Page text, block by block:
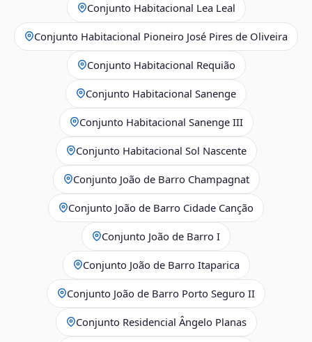
Conjunto Habitacional Lea Leal
Conjunto Habitacional Pioneiro José Pires de Oliveira
Conjunto Habitacional Requião
Conjunto Habitacional Sanenge
Conjunto Habitacional Sanenge III
Conjunto Habitacional Sol Nascente
Conjunto João de Barro Champagnat
Conjunto João de Barro Cidade Canção
Conjunto João de Barro I
Conjunto João de Barro Itaparica
Conjunto João de Barro Porto Seguro II
Conjunto Residencial Ângelo Planas